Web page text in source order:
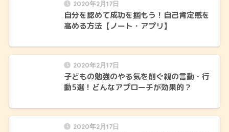
2020年2月17日
自分を認めて成功を掴もう！自己肯定感を
高める方法【ノート・アプリ】
2020年2月17日
子どもの勉強のやる気を削ぐ親の言動・行
動5選！どんなアプローチが効果的？
2020年2月17日